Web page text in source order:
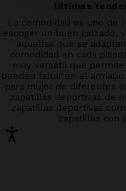
Últimas
La comodidad es uno de
escoger un buen calzado,
aquellas que se
comodidad en cada
muy versátil que
pueden faltar en el
para mujer de diferentes
zapatillas deportivas de
zapatillas deportivas
zapatillas con